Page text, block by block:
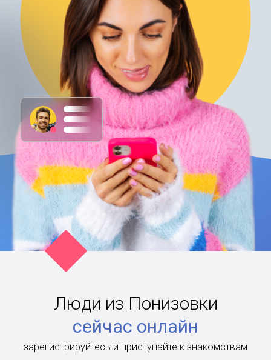
Люди из Понизовки
сейчас онлайн
зарегистрируйтесь и приступайте к знакомствам